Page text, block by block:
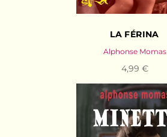
LA FÉRINA
Alphonse Momas
4,99 €